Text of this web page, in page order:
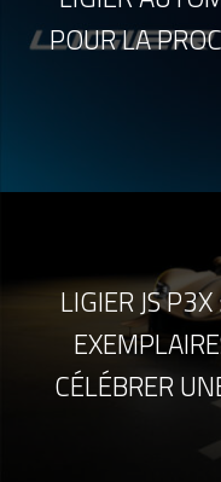
POUR LA
LIGIER JS
CÉLÉBRER